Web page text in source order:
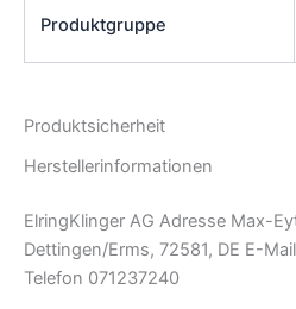
Produktgruppe
Produktsicherheit
Herstellerinformationen
ElringKlinger AG Adresse Max-
Dettingen/Erms, 72581, DE E-Mail
Telefon 071237240